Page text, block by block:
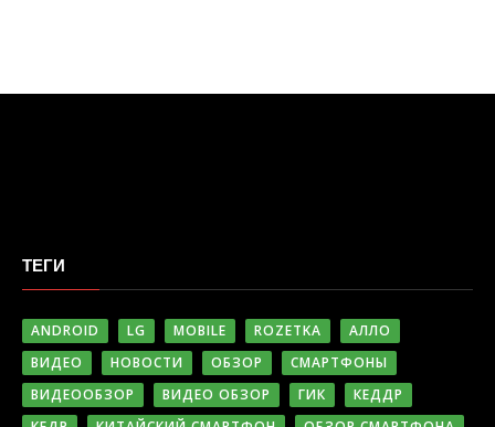
ТЕГИ
ANDROID LG MOBILE ROZETKA
АЛЛО
ВИДЕО
НОВОСТИ ОБЗОР
СМАРТФОНЫ
ВИДЕООБЗОР
ВИДЕО ОБЗОР ГИК
КЕДДР